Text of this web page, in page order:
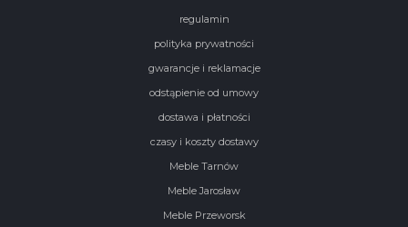
regulamin
polityka prywatności
gwarancje i reklamacje
odstąpienie od umowy
dostawa i płatności
czasy i koszty dostawy
Meble Tarnów
Meble Jarosław
Meble Przeworsk